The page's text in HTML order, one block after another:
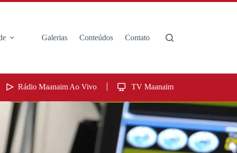
Galerias Conteúdos Contato
Rádio Maanaim Ao Vivo TV Maanaim